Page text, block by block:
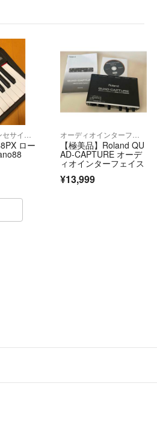
キーボード/シンセサイザー
ロー
オーディオインターフェイス
【極美品】Roland QU
AD-CAPTURE オーデ
ィオインターフェイス
¥13,999